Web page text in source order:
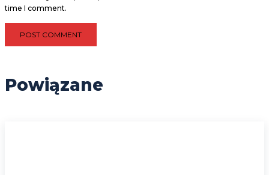
time I comment.
Powiązane